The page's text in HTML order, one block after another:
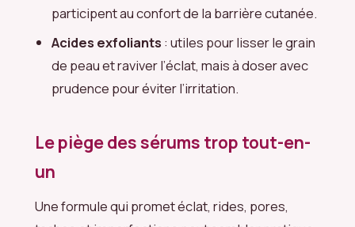
participent au confort de la barrière cutanée.
Acides exfoliants : utiles pour lisser le grain
de peau et raviver l’éclat, mais à doser avec
prudence pour éviter l’irritation.
Le piège des sérums trop tout-en-
un
Une formule qui promet éclat, rides, pores,